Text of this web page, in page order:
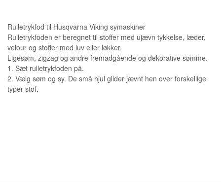
Rulletrykfod til Husqvarna Viking symaskiner
Rulletrykfoden er beregnet til stoffer med ujævn tykkelse, læder,
velour og stoffer med luv eller løkker.
Ligesøm, zigzag og andre fremadgående og dekorative sømme.
1. Sæt rulletrykfoden på.
2. Vælg søm og sy. De små hjul glider jævnt hen over forskellige
typer stof.